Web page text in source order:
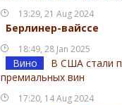
13:29, 21 Aug 2024
Берлинер-вайссе
18:49, 28 Jan 2025
Вино
В США стали
премиальных вин
17:20, 14 Aug 2024